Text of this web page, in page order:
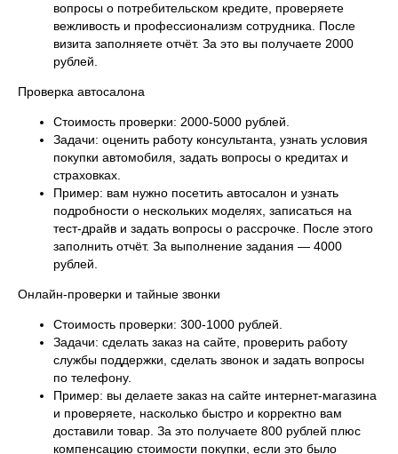
вопросы о потребительском кредите, проверяете
вежливость и профессионализм сотрудника. После
визита заполняете отчёт. За это вы получаете 2000
рублей.
Проверка автосалона
Стоимость проверки: 2000-5000 рублей.
Задачи: оценить работу консультанта, узнать условия
покупки автомобиля, задать вопросы о кредитах и
страховках.
Пример: вам нужно посетить автосалон и узнать
подробности о нескольких моделях, записаться на
тест-драйв и задать вопросы о рассрочке. После этого
заполнить отчёт. За выполнение задания — 4000
рублей.
Онлайн-проверки и тайные звонки
Стоимость проверки: 300-1000 рублей.
Задачи: сделать заказ на сайте, проверить работу
службы поддержки, сделать звонок и задать вопросы
по телефону.
Пример: вы делаете заказ на сайте интернет-магазина
и проверяете, насколько быстро и корректно вам
доставили товар. За это получаете 800 рублей плюс
компенсацию стоимости покупки, если это было